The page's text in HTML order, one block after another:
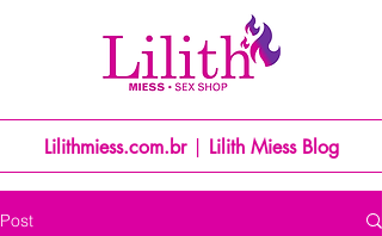
Lilithmiess.com.br Lilith Miess Blog
Post